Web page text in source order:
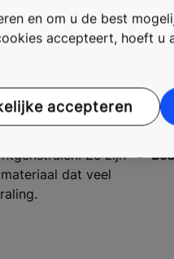
, MRI- of CT-
te
kunnen de
Ze zijn
dat veel
en om u de best
accepteert, hoeft u
accepteren